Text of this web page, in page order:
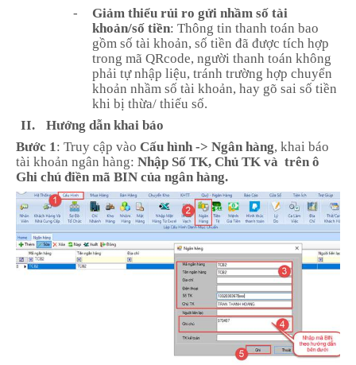
-
Giảm thiểu rủi ro gửi nhầm số tài
khoản/số tiền: Thông tin thanh toán bao
gồm số tài khoản, số tiền đã được tích hợp
trong mã QRcode, người thanh toán không
phải tự nhập liệu, tránh trường hợp chuyển
khoản nhầm số tài khoản, hay gõ sai số tiền
khi bị thừa/ thiếu số.
II.
Hướng dẫn khai báo
Bước 1: Truy cập vào Cấu hình -> Ngân hàng, khai báo
tài khoản ngân hàng: Nhập Số TK, Chủ TK và trên ô
Ghi chú điền mã BIN của ngân hàng.